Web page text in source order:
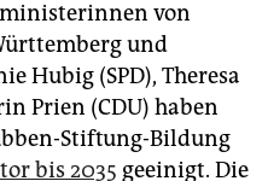
von
und
Hubig (SPD), Theresa
Prien (CDU) haben
Stiftung-Bildung
bis 2035 geeinigt. Die